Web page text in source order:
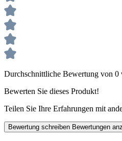
Durchschnittliche Bewertung von 0
Bewerten Sie dieses Produkt!
Teilen Sie Ihre Erfahrungen mit
Bewertung schreiben Bewertungen